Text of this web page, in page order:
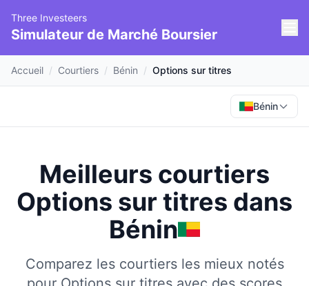
Three Investeers
Simulateur de Marché Boursier
Accueil / Courtiers / Bénin / Options sur titres
Bénin
Meilleurs courtiers
Options sur titres dans
Bénin
Comparez les courtiers les mieux notés